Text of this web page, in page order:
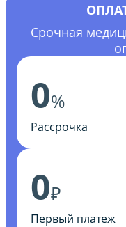
Срочная
0%
Рассрочка
0₽
Первый платеж